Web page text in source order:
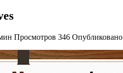
Просмотров 346 Опубликовано